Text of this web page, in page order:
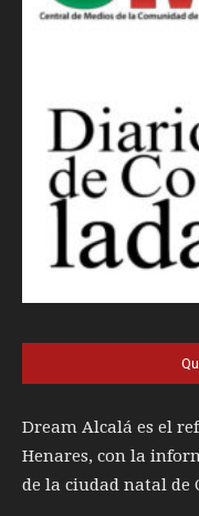
Dream Alcalá es el
Henares, con la
de la ciudad natal de